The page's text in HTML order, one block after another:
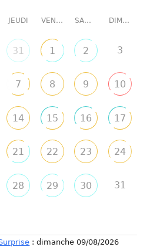
JEUDI VENDREDI SAMEDI DIMANCHE
31 1 2 3
7 8 9 10
14 15 16 17
21 22 23 24
28 29 30 31
: dimanche 09/08/2026